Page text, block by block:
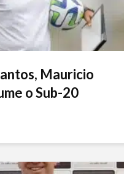
Mauricio
o Sub-20